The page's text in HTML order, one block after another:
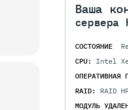
Ваша
сервера
СОСТОЯНИЕ
CPU:
Intel
ОПЕРАТИВНАЯ
RAID:
RAID
МОДУЛЬ